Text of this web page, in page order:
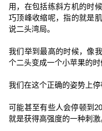
用，在包括练斜方机的时
巧顶峰收缩呢，指的就是
说二头湾局。
我们举到最高的时候，像
个二头变成一个小苹果的时
我们在这个正确的姿势上停
可能甚至有些人会停顿到
就是获得高强度的一种刺激